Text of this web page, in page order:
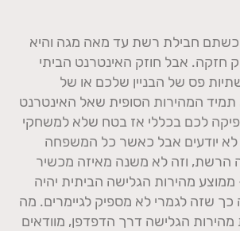
חבילת רשת עד מאה מגה והיא
חזקה. אבל חוזק האינטרנט הביתי
פס של הבניין שלכם או של
המהירות הסופית שאל האינטרנט
לכם בכללי אז בטח שלא למשחקי
יודעים אבל כאשר כל המשפחה
הרשת, וזה לא משנה מאיזה מכשיר
ממוצע מהירות הגלישה הביתית יהיה
שזה לגמרי לא מספיק לגיימרים. מה
הגלישה דרך הדפדפן, מוודאים